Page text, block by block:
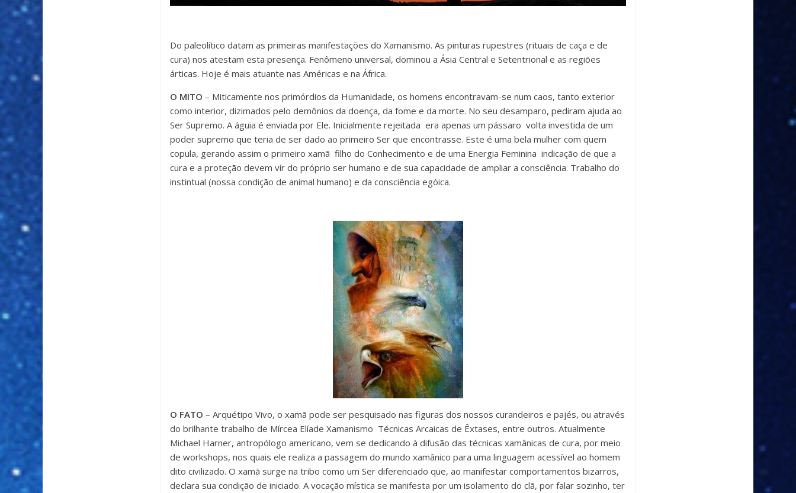
Do paleolítico datam as primeiras manifestações do Xamanismo. As pinturas rupestres (rituais de caça e de
cura) nos atestam esta presença. Fenômeno universal, dominou a Ásia Central e Setentrional e as regiões
árticas. Hoje é mais atuante nas Américas e na África.
O MITO – Miticamente nos primórdios da Humanidade, os homens encontravam-se num caos, tanto exterior
como interior, dizimados pelo demônios da doença, da fome e da morte. No seu desamparo, pediram ajuda ao
Ser Supremo. A águia é enviada por Ele. Inicialmente rejeitada era apenas um pássaro volta investida de um
poder supremo que teria de ser dado ao primeiro Ser que encontrasse. Este é uma bela mulher com quem
copula, gerando assim o primeiro xamã filho do Conhecimento e de uma Energia Feminina indicação de que a
cura e a proteção devem vír do próprio ser humano e de sua capacidade de ampliar a consciência. Trabalho do
instintual (nossa condição de animal humano) e da consciência egóica.
O FATO – Arquétipo Vivo, o xamã pode ser pesquisado nas figuras dos nossos curandeiros e pajés, ou através
do brilhante trabalho de Mírcea Elíade Xamanismo Técnicas Arcaicas de Êxtases, entre outros. Atualmente
Michael Harner, antropólogo americano, vem se dedicando à difusão das técnicas xamânicas de cura, por meio
de workshops, nos quais ele realiza a passagem do mundo xamânico para uma linguagem acessível ao homem
dito civilizado. O xamã surge na tribo como um Ser diferenciado que, ao manifestar comportamentos bizarros,
declara sua condição de iniciado. A vocação mística se manifesta por um isolamento do clã, por falar sozinho, ter